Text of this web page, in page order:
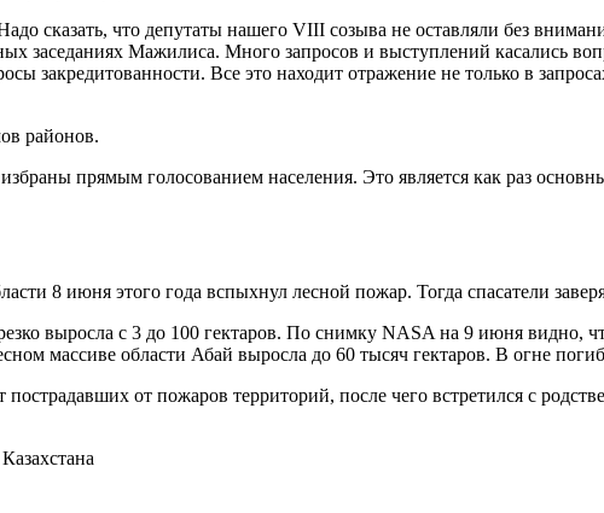
сказать, что депутаты нашего VIII созыва не оставляли без
заседаниях Мажилиса. Много запросов и выступлений касались
закредитованности. Все это находит отражение не только в
районов.
прямым голосованием населения. Это является как раз
8 июня этого года вспыхнул лесной пожар. Тогда спасатели
выросла с 3 до 100 гектаров. По снимку NASA на 9 июня видно,
массиве области Абай выросла до 60 тысяч гектаров. В огне
от пожаров территорий, после чего встретился с